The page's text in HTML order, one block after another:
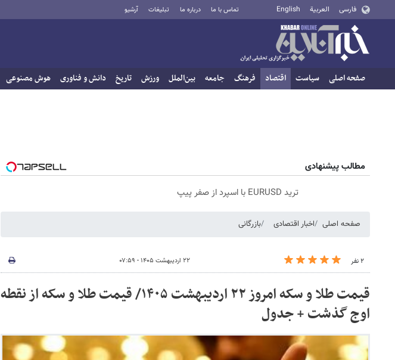
فارسی العربية English تماس با ما درباره ما تبلیغات آرشیو
صفحه اصلی سیاست اقتصاد فرهنگ جامعه بین‌الملل ورزش تاریخ دانش و فناوری هوش مصنوعی
مطالب پیشنهادی
ترید EURUSD با اسپرد از صفر پیپ
صفحه اصلی اخبار اقتصادی بازرگانی
۲ نفر ۲۲ اردیبهشت ۱۴۰۵ - ۰۷:۵۹
قیمت طلا و سکه امروز ۲۲ اردیبهشت ۱۴۰۵/ قیمت طلا و سکه از نقطه
اوج گذشت + جدول